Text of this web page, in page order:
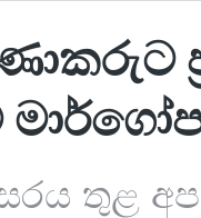
තුළ